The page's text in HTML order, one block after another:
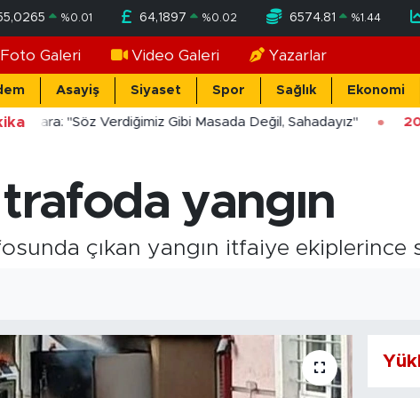
%0.01 64,1897 %0.02 6574.81 %1.44
Foto Galeri Video Galeri Yazarlar
Asayiş Siyaset Spor Sağlık Ekonomi
"Söz Verdiğimiz Gibi Masada Değil, Sahadayız"
trafoda yangın
çıkan yangın itfaiye ekiplerince